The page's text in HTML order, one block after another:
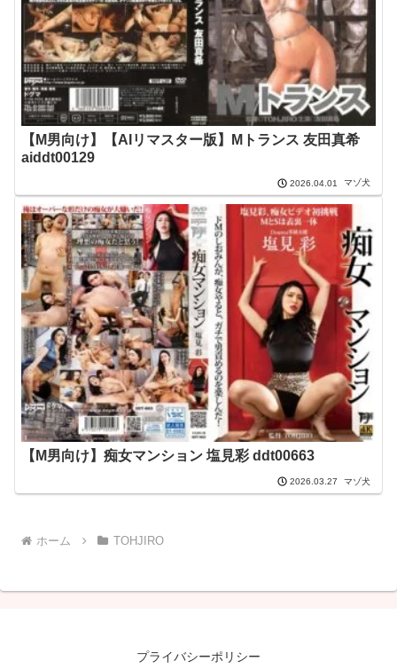
【M男向け】【AIリマスター版】Mトランス 友田真希
aiddt00129
2026.04.01 マゾ犬
【M男向け】痴女マンション 塩見彩 ddt00663
2026.03.27 マゾ犬
ホーム TOHJIRO
プライバシーポリシー